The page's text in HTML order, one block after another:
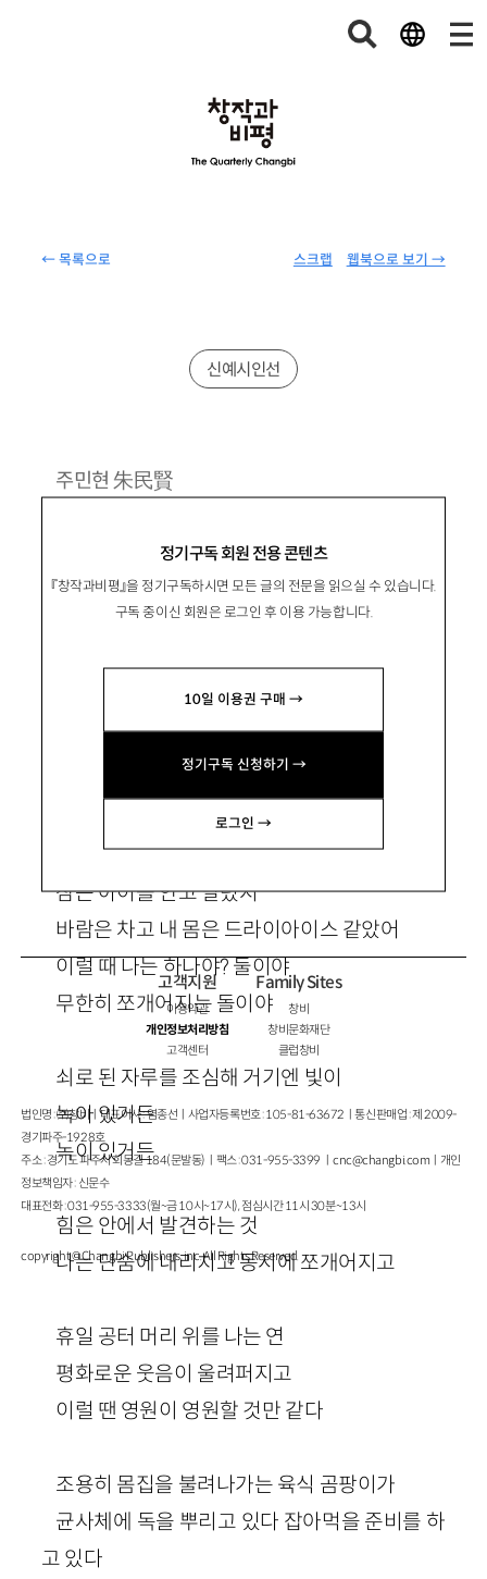
← 목록으로 웹북으로 보기 →
스크랩
정기구독 회원 전용 콘텐츠
『창작과비평』을 정기구독하시면 모든 글의 전문을 읽으실 수 있습니다.
구독 중이신 회원은 로그인 후 이용 가능합니다.
10일 이용권 구매 →
정기구독 신청하기 →
로그인 →
신예시인선
주민현 朱民賢
문예로 등단. 시집 『킬트, 그리고 퀼트』 『멀리가는
느낌이 좋아』 등이 있음.
붓과 날
잠든 아이를 안고 달렸지
바람은 차고 내 몸은 드라이아이스 같았어
이럴 때 나는 하나야? 둘이야
무한히 쪼개어지는 돌이야
쇠로 된 자루를 조심해 거기엔 빛이
녹아 있거든
녹이 있거든
힘은 안에서 발견하는 것
나는 단숨에 내리치고 동시에 쪼개어지고
휴일 공터 머리 위를 나는 연
평화로운 웃음이 울려퍼지고
이럴 땐 영원이 영원할 것만 같다
조용히 몸집을 불려나가는 육식 곰팡이가
균사체에 독을 뿌리고 있다 잡아먹을 준비를 하
고 있다
고객지원
이용약관
개인정보처리방침
고객센터
Family Sites
창비
창비문화재단
클럽창비
법인명 : ㈜창비ㅣ대표이사 : 염종선ㅣ사업자등록번호 : 105-81-63672ㅣ통신판매업 : 제 2009-
경기파주-1928호
주소 : 경기도 파주시 회동길 184(문발동)ㅣ팩스 : 031-955-3399 ㅣcnc@changbi.com ㅣ개인
정보책임자 : 신문수
대표전화 : 031-955-3333(월~금 10시~17시), 점심시간 11시 30분~13시
copyright © Changbi Publishers, inc. All Rights Reserved.